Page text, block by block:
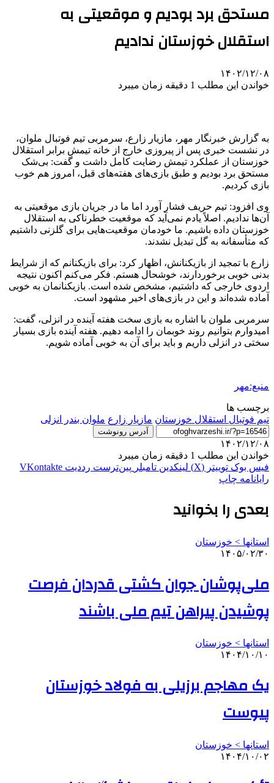
مستحق برد بودیم و موقعیتی به
استقلال خوزستان ندادیم
۱۴۰۲/۱۲/۰۸
خواندن این مطلب 1 دقیقه زمان میبرد
به گزارش خبرنگار مهر، مازیار زارع، سرمربی تیم فوتبال ملوان،
در نشست خبری پس از پیروزی خارج از خانه تیمش برابر استقلال
خوزستان از عملکرد تیمش رضایت کامل داشت و گفت: بی‌شک
مستحق برد بودیم و طبق بازی‌های هفته‌های قبل، امروز هم خوب
بازی کردیم.
وی افزود: تیم حریف فشار آورد اما ما در جریان بازی موقعیتی به
آن‌ها ندادیم. اصلاً یادم نمی‌آید که موقعیت خطرناکی به استقلال
خوزستان داده باشیم. ما خودمان موقعیت‌هایی برای گلزنی داشتیم
که متأسفانه به گل تبدیل نشدند.
زارع با تمجید از بازیکنانش، اظهار کرد: برای بازیکنانم که از شرایط
بدنی خوبی برخوردارند، خوشحال هستم. فکر می‌کنم اکنون نتیجه
اردوی خارجی که داشتیم، مشخص شده است. بازیکنانمان به خوبی
آماده شده‌اند و این در بازی‌های اخیر مشهود است.
سرمربی ملوان با اشاره به بازی سخت هفته آینده در انزلی، گفت:
امیدوارم بتوانیم روند خوبمان را ادامه دهیم. هفته آینده بازی بسیار
سختی در انزلی داریم و باید برای آن به خوبی آماده شویم.
منبع:مهر
برچسب ها
تیم فوتبال استقلال خوزستان مازیار زارع ملوان بندر انزلی
آدرس رونوشت
۱۴۰۲/۱۲/۰۸
خواندن این مطلب 1 دقیقه زمان میبرد
فیس بوک توییتر (X) لینکدین ‫تامبلر ‫پین‌ترست ‫رددیت ‫VKontakte
رایانامه چاپ
بعدی را بخوانید
استانها > خوزستان
۱۴۰۵/۰۲/۳۰
ملی‌پوشان جوان کشتی قدردان فرصت
پوشیدن پیراهن تیم ملی باشند
استانها > خوزستان
۱۴۰۴/۱۰/۱۰
یک مهاجم برزیلی به فولاد خوزستان
پیوست
استانها > خوزستان
۱۴۰۴/۱۰/۰۲